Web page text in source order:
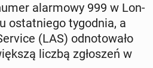
alar­mo­wy 999 w Lon­
ostat­nie­go ty­go­dnia, a
(LAS) od­no­to­wa­ło
liczbą zgło­szeń w